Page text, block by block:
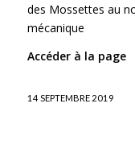
des Mossettes au
mécanique
Accéder à la page
14 SEPTEMBRE 2019